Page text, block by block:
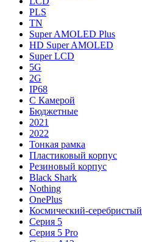
PLS
TN
Super AMOLED Plus
HD Super AMOLED
Super LCD
5G
2G
IP68
С Камерой
Бюджетные
2021
2022
Тонкая рамка
Пластиковый корпус
Резиновый корпус
Black Shark
Nothing
OnePlus
Космический-серебристый
Серия 5
Серия 5 Pro